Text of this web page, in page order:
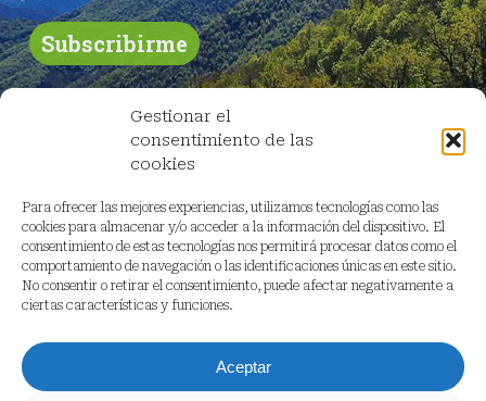
Gestionar el
consentimiento de las
cookies
Para ofrecer las mejores experiencias, utilizamos tecnologías como las
cookies para almacenar y/o acceder a la información del dispositivo. El
consentimiento de estas tecnologías nos permitirá procesar datos como el
comportamiento de navegación o las identificaciones únicas en este sitio.
No consentir o retirar el consentimiento, puede afectar negativamente a
ciertas características y funciones.
Aceptar